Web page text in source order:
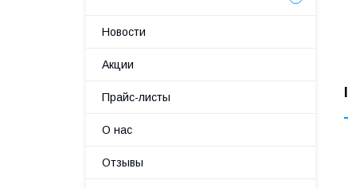
Новости
Акции
Прайс-листы
О нас
Отзывы